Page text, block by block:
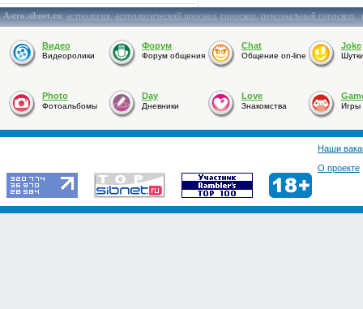
Astro.sibnet.ru:астрология,астрологический прогноз,гороскоп,персональный гороскоп,
Видео
Видеоролики
Форум
Форум общения
Chat
Общение on-line
Joke
Photo
Фотоальбомы
Day
Дневники
Love
Знакомства Игры
Наши
О проекте